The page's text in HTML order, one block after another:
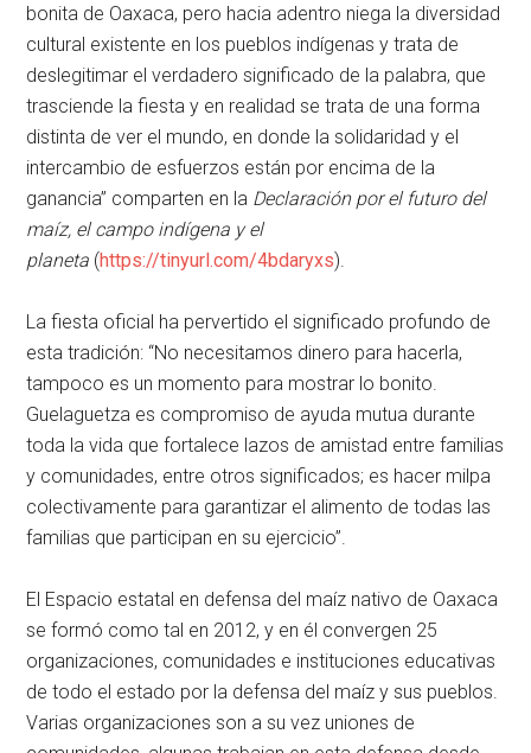
bonita de Oaxaca, pero hacia adentro niega la diversidad
cultural existente en los pueblos indígenas y trata de
deslegitimar el verdadero significado de la palabra, que
trasciende la fiesta y en realidad se trata de una forma
distinta de ver el mundo, en donde la solidaridad y el
intercambio de esfuerzos están por encima de la
ganancia comparten en la Declaración por el futuro del
maíz, el campo indígena y el
planeta (https://tinyurl.com/4bdaryxs).
La fiesta oficial ha pervertido el significado profundo de
esta tradición: No necesitamos dinero para hacerla,
tampoco es un momento para mostrar lo bonito.
Guelaguetza es compromiso de ayuda mutua durante
toda la vida que fortalece lazos de amistad entre familias
y comunidades, entre otros significados; es hacer milpa
colectivamente para garantizar el alimento de todas las
familias que participan en su ejercicio
El Espacio estatal en defensa del maíz nativo de Oaxaca
se formó como tal en 2012, y en él convergen 25
organizaciones, comunidades e instituciones educativas
de todo el estado por la defensa del maíz y sus pueblos.
Varias organizaciones son a su vez uniones de